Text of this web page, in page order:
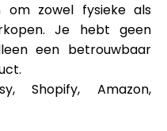
om zowel fysieke als
Je hebt geen
een betrouwbaar
Shopify, Amazon,